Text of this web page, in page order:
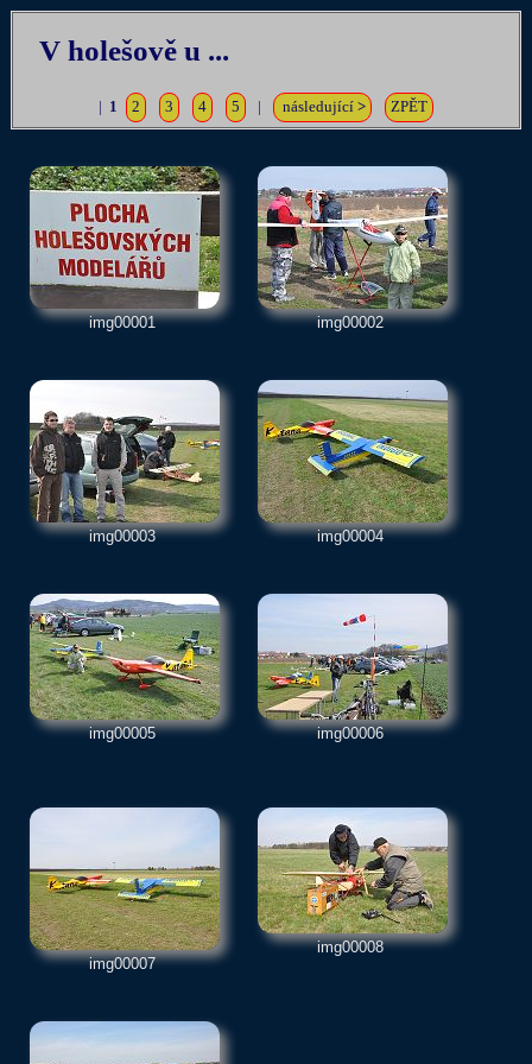
V holešově u ...
1 2 3 4 5 následující > ZPĚT
img00001 img00002
img00003 img00004
img00005 img00006
img00007
img00008